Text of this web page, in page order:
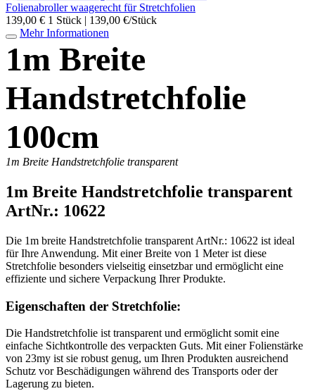
Folienabroller waagerecht für Stretchfolien
139,00 € 1 Stück | 139,00 €/Stück
Mehr Informationen
1m Breite
Handstretchfolie
100cm
1m Breite Handstretchfolie transparent
1m Breite Handstretchfolie transparent
ArtNr.: 10622
Die 1m breite Handstretchfolie transparent ArtNr.: 10622 ist ideal
für Ihre Anwendung. Mit einer Breite von 1 Meter ist diese
Stretchfolie besonders vielseitig einsetzbar und ermöglicht eine
effiziente und sichere Verpackung Ihrer Produkte.
Eigenschaften der Stretchfolie:
Die Handstretchfolie ist transparent und ermöglicht somit eine
einfache Sichtkontrolle des verpackten Guts. Mit einer Folienstärke
von 23my ist sie robust genug, um Ihren Produkten ausreichend
Schutz vor Beschädigungen während des Transports oder der
Lagerung zu bieten.